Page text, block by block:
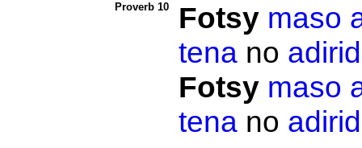
Proverb 10 Fotsy maso
tenano
Fotsy maso
tenano